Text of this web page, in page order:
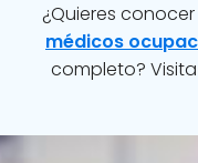
¿Quieres
médicos
completo?